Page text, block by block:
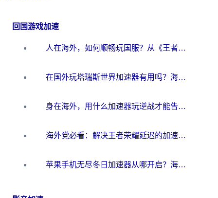
回国游戏加速
人在海外，如何顺畅玩国服？从《王者荣耀》到《云图计划》的加速器终极指南
在国外玩塔瑞斯世界加速器有用吗？海外玩家亲测后的真实答案
身在海外，用什么加速器玩逆战才能告别延迟？
海外党必看：解决王者荣耀延迟的加速器终极指南——从EVE到猫和老鼠，一个工具全搞定
苹果手机无尽冬日加速器从哪开启？海外玩家的冬日生存指南